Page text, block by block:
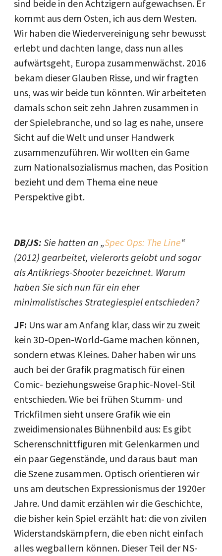
sind beide in den Achtzigern aufgewachsen. Er
kommt aus dem Osten, ich aus dem Westen.
Wir haben die Wiedervereinigung sehr bewusst
erlebt und dachten lange, dass nun alles
aufwärtsgeht, Europa zusammenwächst. 2016
bekam dieser Glauben Risse, und wir fragten
uns, was wir beide tun könnten. Wir arbeiteten
damals schon seit zehn Jahren zusammen in
der Spielebranche, und so lag es nahe, unsere
Sicht auf die Welt und unser Handwerk
zusammenzuführen. Wir wollten ein Game
zum Nationalsozialismus machen, das Position
bezieht und dem Thema eine neue
Perspektive gibt.
DB/JS: Sie hatten an „Spec Ops: The Line“
(2012) gearbeitet, vielerorts gelobt und sogar
als Antikriegs-Shooter bezeichnet. Warum
haben Sie sich nun für ein eher
minimalistisches Strategiespiel entschieden?
JF: Uns war am Anfang klar, dass wir zu zweit
kein 3D-Open-World-Game machen können,
sondern etwas Kleines. Daher haben wir uns
auch bei der Grafik pragmatisch für einen
Comic- beziehungsweise Graphic-Novel-Stil
entschieden. Wie bei frühen Stumm- und
Trickfilmen sieht unsere Grafik wie ein
zweidimensionales Bühnenbild aus: Es gibt
Scherenschnittfiguren mit Gelenkarmen und
ein paar Gegenstände, und daraus baut man
die Szene zusammen. Optisch orientieren wir
uns am deutschen Expressionismus der 1920er
Jahre. Und damit erzählen wir die Geschichte,
die bisher kein Spiel erzählt hat: die von zivilen
Widerstandskämpfern, die eben nicht einfach
alles wegballern können. Dieser Teil der NS-